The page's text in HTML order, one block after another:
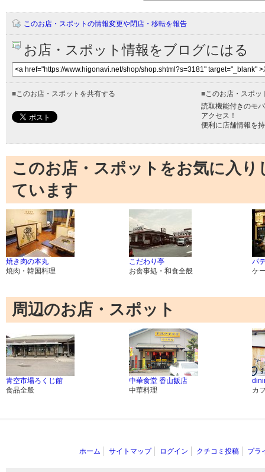
このお店・スポットの情報変更や閉店・移転を報告
お店・スポット情報をブログにはる
■このお店・スポットを共有する ■このお店・スポッ
読取機能付きのモ
アクセス！
便利に店舗情報を
このお店・スポットをお気に入
ています
焼き肉の本丸
焼肉・韓国料理
こだわり亭
お食事処・和食全般
パ
ケ
周辺のお店・スポット
青空市場ろくじ館
食品全般
中華食堂 香山飯店
中華料理
カ
ホーム サイトマップ ログイン クチコミ投稿 プラ